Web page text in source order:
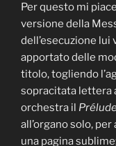
Per questo mi
versione della
dell’esecuzione lui
apportato delle
titolo, togliendo
sopracitata lettera
orchestra il
all’organo solo,
una pagina